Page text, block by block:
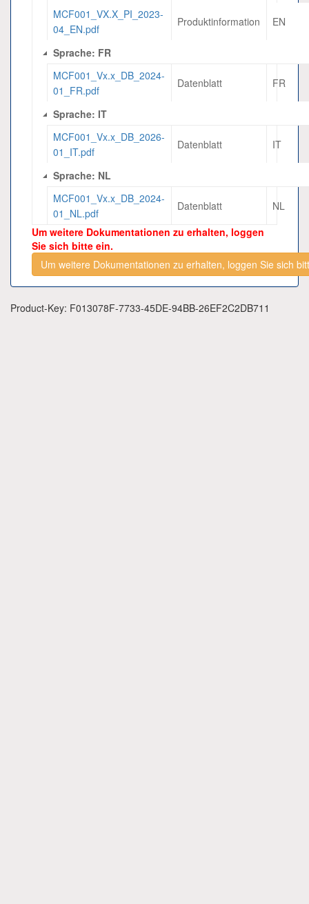
MCF001_VX.X_PI_2023-
04_EN.pdf
Produktinformation EN
Sprache: FR
MCF001_Vx.x_DB_2024-
01_FR.pdf
Datenblatt FR
Sprache: IT
MCF001_Vx.x_DB_2026-
01_IT.pdf
Datenblatt IT
Sprache: NL
MCF001_Vx.x_DB_2024-
01_NL.pdf
Datenblatt
NL
Um weitere Dokumentationen zu erhalten, loggen
Sie sich bitte ein.
Um weitere Dokumentationen zu erhalten, loggen Sie sich
Product-Key: F013078F-7733-45DE-94BB-26EF2C2DB711